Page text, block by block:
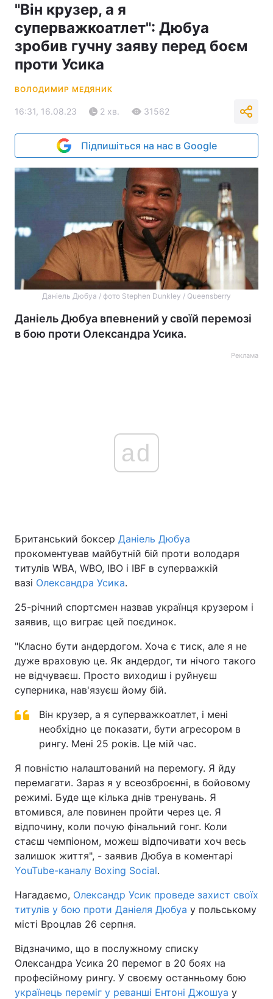
"Він крузер, а я
суперважкоатлет": Дюбуа
зробив гучну заяву перед боєм
проти Усика
ВОЛОДИМИР МЕДЯНИК
16:31, 16.08.23 2 хв. 31562
Підпишіться на нас в Google
Даніель Дюбуа / фото Stephen Dunkley / Queensberry
Даніель Дюбуа впевнений у своїй перемозі
в бою проти Олександра Усика.
Реклама
ad
Британський боксер Даніель Дюбуа
прокоментував майбутній бій проти володаря
титулів WBA, WBO, IBO і IBF в суперважкій
вазі Олександра Усика.
25-річний спортсмен назвав українця крузером і
заявив, що виграє цей поєдинок.
"Класно бути андердогом. Хоча є тиск, але я не
дуже враховую це. Як андердог, ти нічого такого
не відчуваєш. Просто виходиш і руйнуєш
суперника, нав'язуєш йому бій.
Він крузер, а я суперважкоатлет, і мені
необхідно це показати, бути агресором в
рингу. Мені 25 років. Це мій час.
Я повністю налаштований на перемогу. Я йду
перемагати. Зараз я у всеозброєнні, в бойовому
режимі. Буде ще кілька днів тренувань. Я
втомився, але повинен пройти через це. Я
відпочину, коли почую фінальний гонг. Коли
стаєш чемпіоном, можеш відпочивати хоч весь
залишок життя", - заявив Дюбуа в коментарі
YouTube-каналу Boxing Social.
Нагадаємо, Олександр Усик проведе захист своїх
титулів у бою проти Даніеля Дюбуа у польському
місті Вроцлав 26 серпня.
Відзначимо, що в послужному списку
Олександра Усика 20 перемог в 20 боях на
професійному рингу. У своєму останньому бою
українець переміг у реванші Ентоні Джошуа у